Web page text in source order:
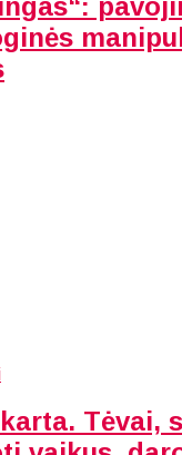
Tėvai,